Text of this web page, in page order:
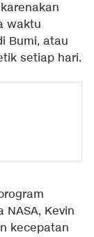
waktu
Bumi, atau
setiap hari.
Kevin
kecepatan